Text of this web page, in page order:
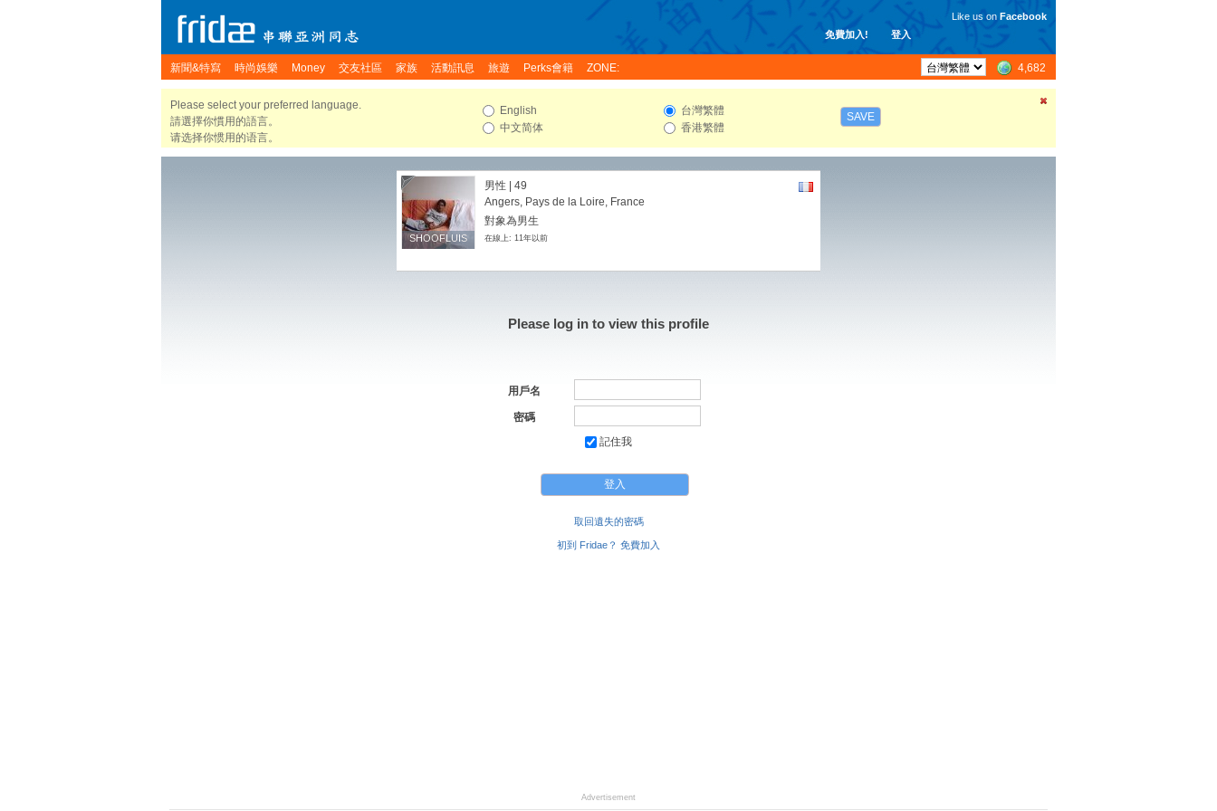
免費加入! 登入
Like us on Facebook
新聞&特寫 時尚娛樂 Money 交友社區 家族 活動訊息 旅遊 Perks會籍 ZONE: 4,682
Please select your preferred language.
請選擇你慣用的語言。
请选择你惯用的语言。
English
中文简体
台灣繁體
香港繁體
SAVE
SHOOFLUIS
SHOOFLUIS
男性 | 49
Angers, Pays de la Loire, France
對象為男生
在線上: 11年以前
Please log in to view this profile
用戶名
密碼
記住我
取回遺失的密碼
初到 Fridae？ 免費加入
Advertisement